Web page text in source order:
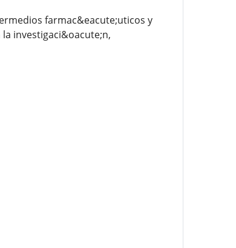
farmac&eacute;uticos y
investigaci&oacute;n,